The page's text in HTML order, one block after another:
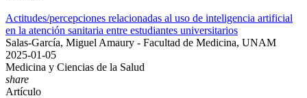
Actitudes/percepciones relacionadas al uso de inteligencia artificial
en la atención sanitaria entre estudiantes universitarios
Salas-García, Miguel Amaury - Facultad de Medicina, UNAM
2025-01-05
Medicina y Ciencias de la Salud
share
Artículo